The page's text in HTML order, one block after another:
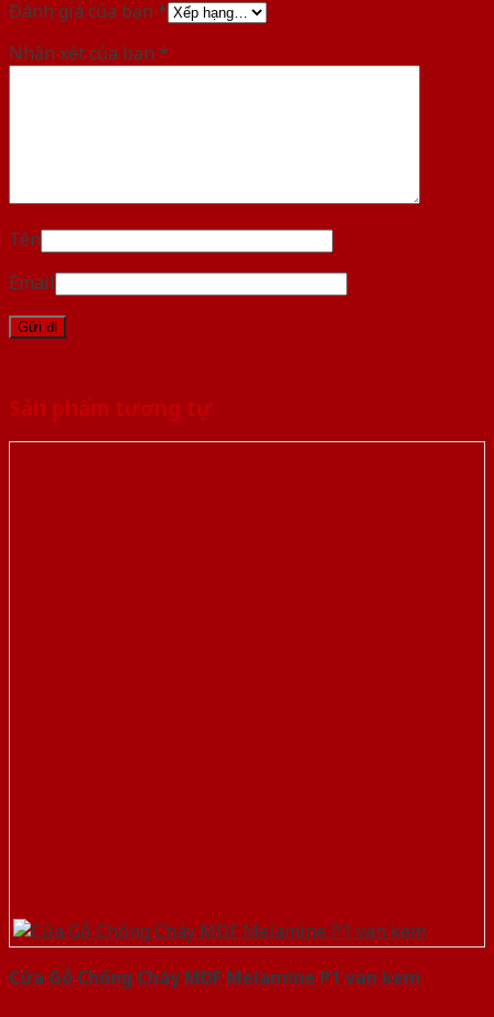
Đánh giá của bạn *
Nhận xét của bạn *
Tên
Email
Sản phẩm tương tự
Cửa Gỗ Chống Cháy MDF Melamine P1 van kem